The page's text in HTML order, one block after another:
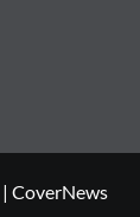
| CoverNews